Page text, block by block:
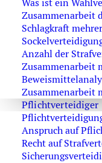
Was ist ein
Zusammenarbeit
Schlagkraft
Anzahl der
Zusammenarbeit
Zusammenarbeit
Pflichtverteidiger
Anspruch auf
Recht auf
Revision.
Kanzlei am
Sofortkontakt:+49
Notruf bei
Jetzt Kontakt
Anwalt!
Ihr
Ich bin